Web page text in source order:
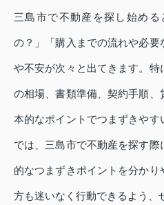
三島市で不動産を探し始め
の？」「購入までの流れや必要
や不安が次々と出てきます。
の相場、書類準備、契約手順
本的なポイントでつまずきや
では、三島市で不動産を探す
的なつまずきポイントを分か
方も迷いなく行動できるよう、